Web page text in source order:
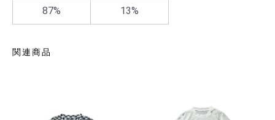
87% 13%
関連商品